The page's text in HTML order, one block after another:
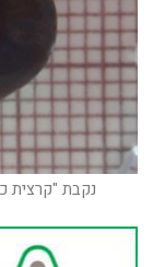
נקבת "קרצית